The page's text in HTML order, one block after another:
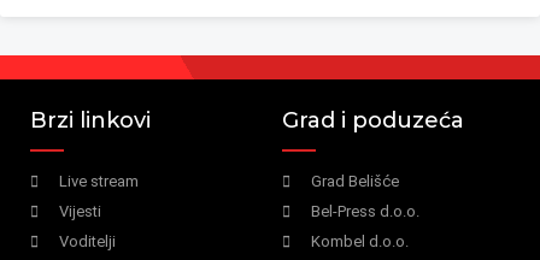
Brzi linkovi
Live stream
Vijesti
Voditelji
Grad i poduzeća
Grad Belišće
Bel-Press d.o.o.
Kombel d.o.o.